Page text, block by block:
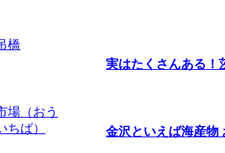
実はたくさんある！
金沢といえば海産物